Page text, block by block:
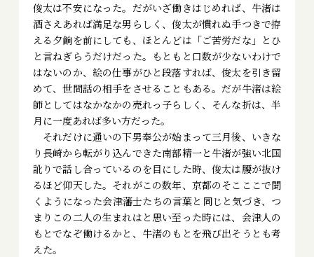
俊太は不安になった。だがいざ働きはじめれば、牛渚は
酒さえあれば満足な男らしく、俊太が慣れぬ手つきで拵
える夕餉を前にしても、ほとんどは「ご苦労だな」とひ
と言ねぎらうだけだった。もともと口数が少ないわけで
はないのか、絵の仕事がひと段落すれば、俊太を引き留
めて、世間話の相手をさせることもある。だが牛渚は絵
師としてはなかなかの売れっ子らしく、そんな折は、半
月に一度あれば多い方だった。
それだけに通いの下男奉公が始まって三月後、いきな
り長崎から転がり込んできた南部精一と牛渚が強い北国
訛りで話し合っているのを目にした時、俊太は腰が抜け
るほど仰天した。それがこの数年、京都のそこここで聞
くようになった会津藩士たちの言葉と同じと気づき、つ
まりこの二人の生まれはと思い至った時には、会津人の
もとでなぞ働けるかと、牛渚のもとを飛び出そうとも考
えた。